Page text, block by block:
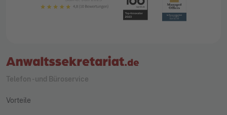
Telefon - und Büroservice
Vorteile